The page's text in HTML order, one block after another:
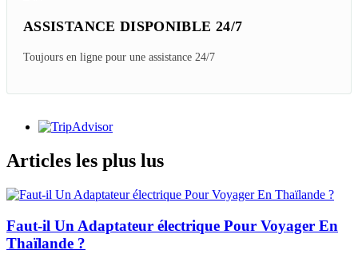
ASSISTANCE DISPONIBLE 24/7
Toujours en ligne pour une assistance 24/7
Articles les plus lus
Faut-il Un Adaptateur électrique Pour Voyager En
Thaïlande ?